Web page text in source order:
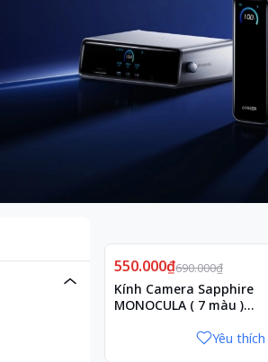
Giảm20%
550.000₫690.000₫
Kính Camera Sapphire
MONOCULA ( 7 màu )
Yêu thích